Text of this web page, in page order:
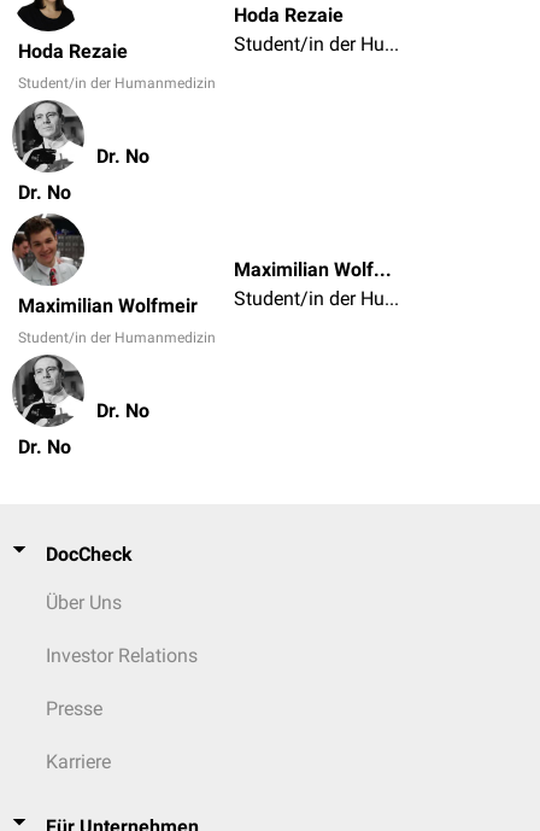
Hoda Rezaie
Student/in der Humanmedizin
Hoda Rezaie
Student/in der Humanmedizin
Dr. No
Dr. No
Maximilian Wolfmeir
Student/in der Humanmedizin
Maximilian Wolfmeir
Student/in der Humanmedizin
Dr. No
Dr. No
DocCheck
Über Uns
Investor Relations
Presse
Karriere